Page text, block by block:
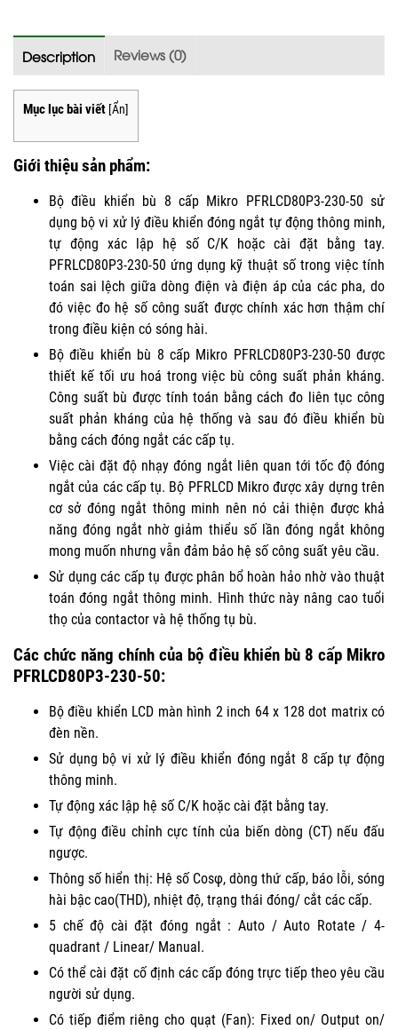
Description Reviews (0)
Mục lục bài viết [Ẩn]
Giới thiệu sản phẩm:
Bộ điều khiển bù 8 cấp Mikro PFRLCD80P3-230-50 sử
dụng bộ vi xử lý điều khiển đóng ngắt tự động thông minh,
tự động xác lập hệ số C/K hoặc cài đặt bằng tay.
PFRLCD80P3-230-50 ứng dụng kỹ thuật số trong việc tính
toán sai lệch giữa dòng điện và điện áp của các pha, do
đó việc đo hệ số công suất được chính xác hơn thậm chí
trong điều kiện có sóng hài.
Bộ điều khiển bù 8 cấp Mikro PFRLCD80P3-230-50 được
thiết kế tối ưu hoá trong việc bù công suất phản kháng.
Công suất bù được tính toán bằng cách đo liên tục công
suất phản kháng của hệ thống và sau đó điều khiển bù
bằng cách đóng ngắt các cấp tụ.
Việc cài đặt độ nhạy đóng ngắt liên quan tới tốc độ đóng
ngắt của các cấp tụ. Bộ PFRLCD Mikro được xây dựng trên
cơ sở đóng ngắt thông minh nên nó cải thiện được khả
năng đóng ngắt nhờ giảm thiểu số lần đóng ngắt không
mong muốn nhưng vẫn đảm bảo hệ số công suất yêu cầu.
Sử dụng các cấp tụ được phân bổ hoàn hảo nhờ vào thuật
toán đóng ngắt thông minh. Hình thức này nâng cao tuổi
thọ của contactor và hệ thống tụ bù.
Các chức năng chính của bộ điều khiển bù 8 cấp Mikro
PFRLCD80P3-230-50:
Bộ điều khiển LCD màn hình 2 inch 64 x 128 dot matrix có
đèn nền.
Sử dụng bộ vi xử lý điều khiển đóng ngắt 8 cấp tự động
thông minh.
Tự động xác lập hệ số C/K hoặc cài đặt bằng tay.
Tự động điều chỉnh cực tính của biến dòng (CT) nếu đấu
ngược.
Thông số hiển thị: Hệ số Cosφ, dòng thứ cấp, báo lỗi, sóng
hài bậc cao(THD), nhiệt độ, trạng thái đóng/ cắt các cấp.
5 chế độ cài đặt đóng ngắt : Auto / Auto Rotate / 4-
quadrant / Linear/ Manual.
Có thể cài đặt cố định các cấp đóng trực tiếp theo yêu cầu
người sử dụng.
Có tiếp điểm riêng cho quạt (Fan): Fixed on/ Output on/